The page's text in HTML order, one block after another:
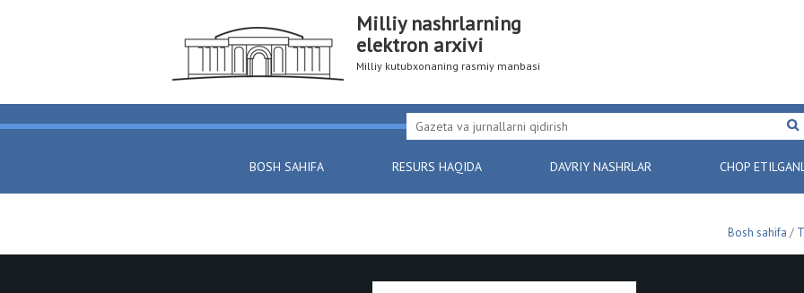
Milliy nashrlarning
elektron arxivi
Milliy kutubxonaning rasmiy manbasi
BOSH SAHIFA RESURS HAQIDA DAVRIY NASHRLAR CHOP
Bosh sahifa /